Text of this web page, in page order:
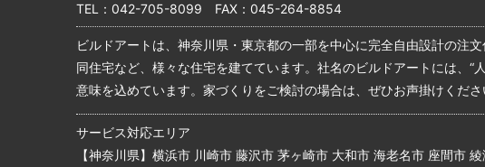
TEL： 042-705-8099 FAX：045-264-8854
ビルドアートは、神奈川県・東京都の一部を中心に完全自由設計の注
同住宅など、様々な住宅を建てています。社名のビルドアートには、
意味を込めています。家づくりをご検討の場合は、ぜひお声掛けくださ
サービス対応エリア
【神奈川県】横浜市 川崎市 藤沢市 茅ヶ崎市 大和市 海老名市 座間市